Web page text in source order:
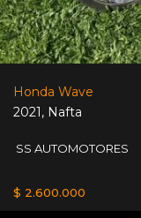
Honda Wave
2021, Nafta
SS AUTOMOTORES
$ 2.600.000